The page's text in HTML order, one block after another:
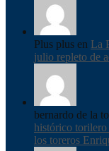
Plus plus en La
julio repleto de
bernardo de la
histórico torilero
los toreros